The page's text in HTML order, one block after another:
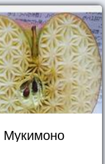
Мукимоно